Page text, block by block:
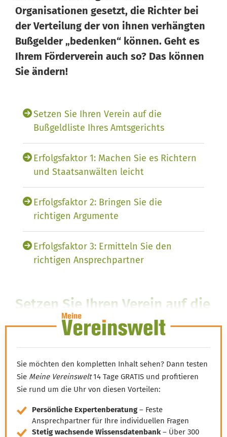
Organisationen gesetzt, die Richter bei
der Verteilung der von ihnen verhängten
Bußgelder „bedenken“ können. Geht es
Ihrem Förderverein auch so? Das können
Sie ändern!
Setzen Sie Ihren Verein auf die
Bußgeldliste Ihres Amtsgerichts
Erfolgsfaktor 1: Machen Sie es Richtern
und Staatsanwälten leicht
Erfolgsfaktor 2: Bringen Sie die
richtigen Argumente
Erfolgsfaktor 3: Ermitteln Sie den
richtigen Ansprechpartner
Setzen Sie Ihren Verein auf die
Bußgeldliste Ihres
Amtsgerichts
Sie möchten den kompletten Inhalt sehen? Dann testen
Sie Meine Vereinswelt14 Tage GRATIS und profitieren
Sie rund um die Uhr von diesen Vorteilen:
Persönliche Expertenberatung– Feste
Ansprechpartner für Ihre individuellen Fragen
Stetig wachsende Wissensdatenbank– Über 300
Wissen von 14 erfahrenen Vereinsexperten. Und falls ich
einmal nicht weiterweiß, können Sie sich jederzeit an
unsere 14 Experten wenden – sie stehen Ihnen persönlich
mit Rat und Tat zur Seite.